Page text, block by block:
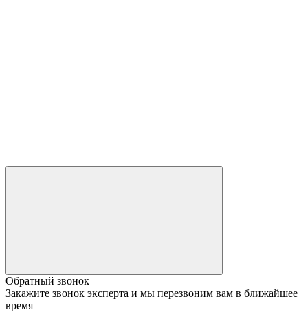
Обратный звонок
Закажите звонок эксперта и мы перезвоним вам в ближайшее
время